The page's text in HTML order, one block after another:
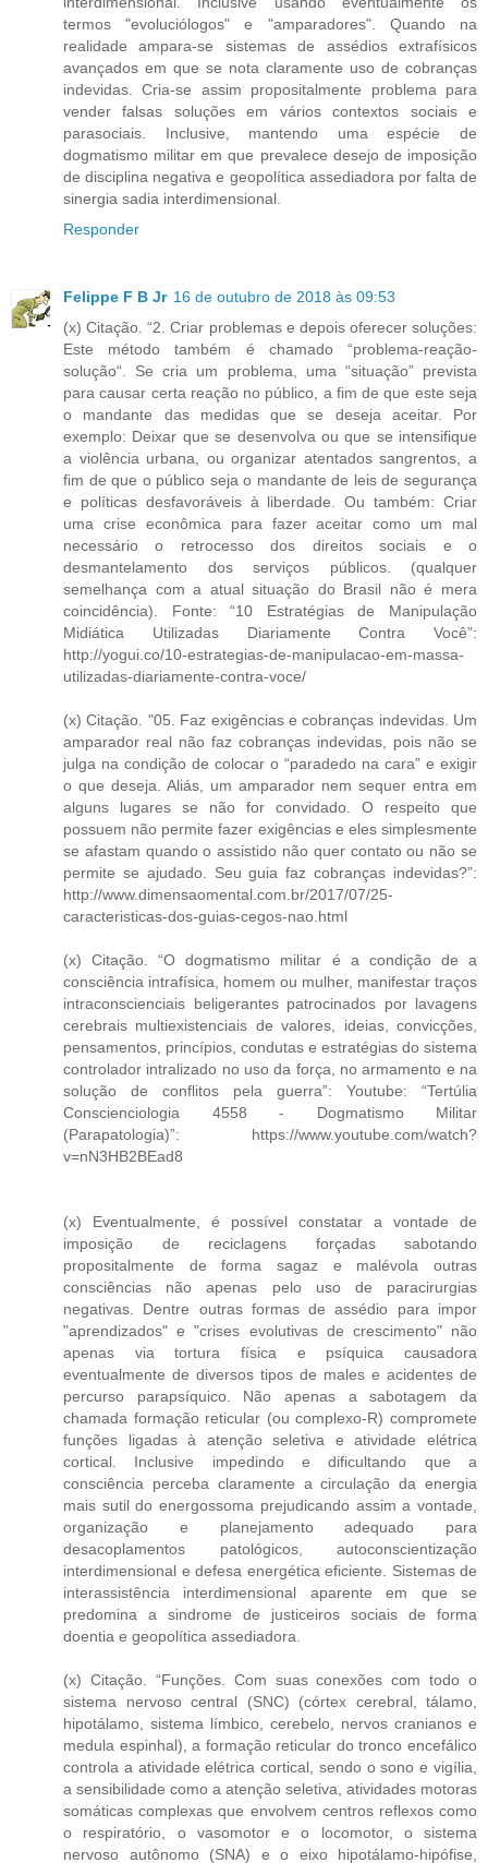
termos "evoluciólogos" e "amparadores". Quando na
realidade ampara-se sistemas de assédios extrafísicos
avançados em que se nota claramente uso de cobranças
indevidas. Cria-se assim propositalmente problema para
vender falsas soluções em vários contextos sociais e
parasociais. Inclusive, mantendo uma espécie de
dogmatismo militar em que prevalece desejo de imposição
de disciplina negativa e geopolítica assediadora por falta de
sinergia sadia interdimensional.
Responder
Felippe F B Jr 16 de outubro de 2018 às 09:53
(x) Citação. “2. Criar problemas e depois oferecer soluções:
Este método também é chamado “problema-reação-
solução“. Se cria um problema, uma “situação” prevista
para causar certa reação no público, a fim de que este seja
o mandante das medidas que se deseja aceitar. Por
exemplo: Deixar que se desenvolva ou que se intensifique
a violência urbana, ou organizar atentados sangrentos, a
fim de que o público seja o mandante de leis de segurança
e políticas desfavoráveis à liberdade. Ou também: Criar
uma crise econômica para fazer aceitar como um mal
necessário o retrocesso dos direitos sociais e o
desmantelamento dos serviços públicos. (qualquer
semelhança com a atual situação do Brasil não é mera
coincidência). Fonte: “10 Estratégias de Manipulação
Midiática Utilizadas Diariamente Contra Você”:
http://yogui.co/10-estrategias-de-manipulacao-em-massa-
utilizadas-diariamente-contra-voce/
(x) Citação. "05. Faz exigências e cobranças indevidas. Um
amparador real não faz cobranças indevidas, pois não se
julga na condição de colocar o “paradedo na cara” e exigir
o que deseja. Aliás, um amparador nem sequer entra em
alguns lugares se não for convidado. O respeito que
possuem não permite fazer exigências e eles simplesmente
se afastam quando o assistido não quer contato ou não se
permite se ajudado. Seu guia faz cobranças indevidas?”:
http://www.dimensaomental.com.br/2017/07/25-
caracteristicas-dos-guias-cegos-nao.html
(x) Citação. “O dogmatismo militar é a condição de a
consciência intrafísica, homem ou mulher, manifestar traços
intraconscienciais beligerantes patrocinados por lavagens
cerebrais multiexistenciais de valores, ideias, convicções,
pensamentos, princípios, condutas e estratégias do sistema
controlador intralizado no uso da força, no armamento e na
solução de conflitos pela guerra”: Youtube: “Tertúlia
Conscienciologia 4558 - Dogmatismo Militar
(Parapatologia)”: https://www.youtube.com/watch?
v=nN3HB2BEad8
(x) Eventualmente, é possível constatar a vontade de
imposição de reciclagens forçadas sabotando
propositalmente de forma sagaz e malévola outras
consciências não apenas pelo uso de paracirurgias
negativas. Dentre outras formas de assédio para impor
"aprendizados" e "crises evolutivas de crescimento" não
apenas via tortura física e psíquica causadora
eventualmente de diversos tipos de males e acidentes de
percurso parapsíquico. Não apenas a sabotagem da
chamada formação reticular (ou complexo-R) compromete
funções ligadas à atenção seletiva e atividade elétrica
cortical. Inclusive impedindo e dificultando que a
consciência perceba claramente a circulação da energia
mais sutil do energossoma prejudicando assim a vontade,
organização e planejamento adequado para
desacoplamentos patológicos, autoconscientização
interdimensional e defesa energética eficiente. Sistemas de
interassistência interdimensional aparente em que se
predomina a sindrome de justiceiros sociais de forma
doentia e geopolítica assediadora.
(x) Citação. “Funções. Com suas conexões com todo o
sistema nervoso central (SNC) (córtex cerebral, tálamo,
hipotálamo, sistema límbico, cerebelo, nervos cranianos e
medula espinhal), a formação reticular do tronco encefálico
controla a atividade elétrica cortical, sendo o sono e vigília,
a sensibilidade como a atenção seletiva, atividades motoras
somáticas complexas que envolvem centros reflexos como
o respiratório, o vasomotor e o locomotor, o sistema
nervoso autônomo (SNA) e o eixo hipotálamo-hipófise,